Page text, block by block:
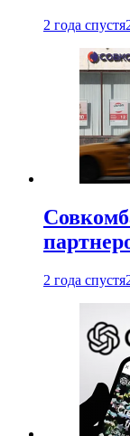
2 года спустя
2 года спустя